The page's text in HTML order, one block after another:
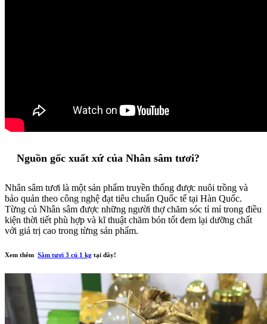
Nguồn gốc xuất xứ của Nhân sâm tươi?
Nhân sâm tươi là một sản phẩm truyền thống được nuôi trồng và
bảo quản theo công nghệ đạt tiêu chuẩn Quốc tế tại Hàn Quốc.
Từng củ Nhân sâm được những người thợ chăm sóc tỉ mỉ trong điều
kiện thời tiết phù hợp và kĩ thuật chăm bón tốt đem lại dưỡng chất
với giá trị cao trong từng sản phẩm.
Xem thêm Sâm tươi 3 củ 1 kg tại đây!